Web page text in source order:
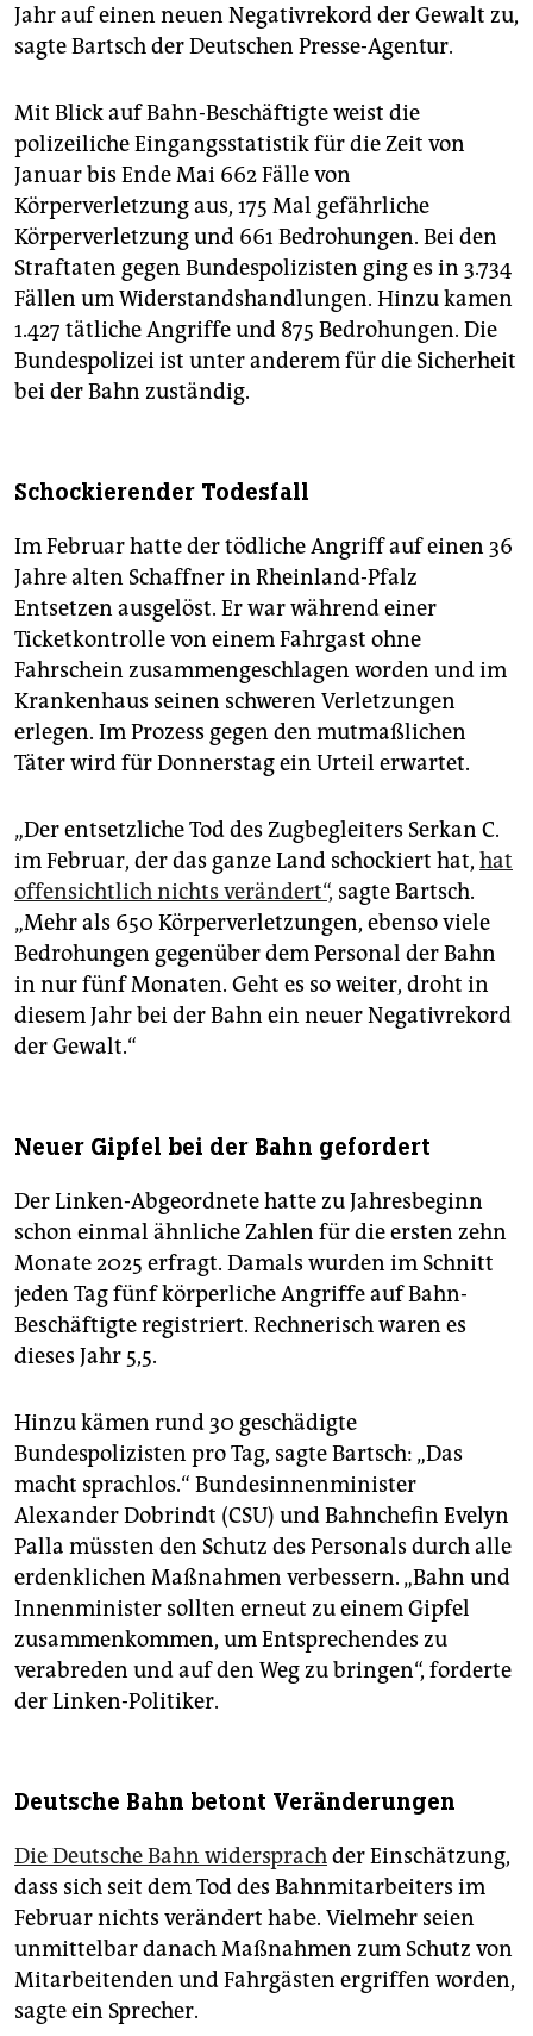
Jahr auf einen neuen Negativrekord der Gewalt zu,
sagte Bartsch der Deutschen Presse-Agentur.
Mit Blick auf Bahn-Beschäftigte weist die
polizeiliche Eingangsstatistik für die Zeit von
Januar bis Ende Mai 662 Fälle von
Körperverletzung aus, 175 Mal gefährliche
Körperverletzung und 661 Bedrohungen. Bei den
Straftaten gegen Bundespolizisten ging es in 3.734
Fällen um Widerstandshandlungen. Hinzu kamen
1.427 tätliche Angriffe und 875 Bedrohungen. Die
Bundespolizei ist unter anderem für die Sicherheit
bei der Bahn zuständig.
Schockierender Todesfall
Im Februar hatte der tödliche Angriff auf einen 36
Jahre alten Schaffner in Rheinland-Pfalz
Entsetzen ausgelöst. Er war während einer
Ticketkontrolle von einem Fahrgast ohne
Fahrschein zusammengeschlagen worden und im
Krankenhaus seinen schweren Verletzungen
erlegen. Im Prozess gegen den mutmaßlichen
Täter wird für Donnerstag ein Urteil erwartet.
„Der entsetzliche Tod des Zugbegleiters Serkan C.
im Februar, der das ganze Land schockiert hat, hat
offensichtlich nichts verändert“, sagte Bartsch.
„Mehr als 650 Körperverletzungen, ebenso viele
Bedrohungen gegenüber dem Personal der Bahn
in nur fünf Monaten. Geht es so weiter, droht in
diesem Jahr bei der Bahn ein neuer Negativrekord
der Gewalt.“
Neuer Gipfel bei der Bahn gefordert
Der Linken-Abgeordnete hatte zu Jahresbeginn
schon einmal ähnliche Zahlen für die ersten zehn
Monate 2025 erfragt. Damals wurden im Schnitt
jeden Tag fünf körperliche Angriffe auf Bahn-
Beschäftigte registriert. Rechnerisch waren es
dieses Jahr 5,5.
Hinzu kämen rund 30 geschädigte
Bundespolizisten pro Tag, sagte Bartsch: „Das
macht sprachlos.“ Bundesinnenminister
Alexander Dobrindt (CSU) und Bahnchefin Evelyn
Palla müssten den Schutz des Personals durch alle
erdenklichen Maßnahmen verbessern. „Bahn und
Innenminister sollten erneut zu einem Gipfel
zusammenkommen, um Entsprechendes zu
verabreden und auf den Weg zu bringen“, forderte
der Linken-Politiker.
Deutsche Bahn betont Veränderungen
Die Deutsche Bahn widersprachder Einschätzung,
dass sich seit dem Tod des Bahnmitarbeiters im
Februar nichts verändert habe. Vielmehr seien
unmittelbar danach Maßnahmen zum Schutz von
Mitarbeitenden und Fahrgästen ergriffen worden,
sagte ein Sprecher.